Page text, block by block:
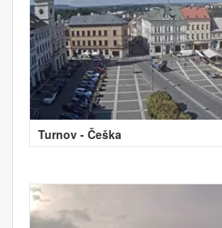
Turnov - Češka